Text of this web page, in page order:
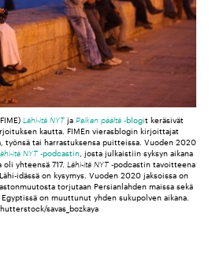
Lähi-itä NYT ja Paikan päältä -blogit keräsivät
kautta. FIMEn vierasblogin kirjoittajat
työnsä tai harrastuksensa puitteissa. Vuoden 2020
itä NYT -podcastin , josta julkaistiin syksyn aikana
yhteensä 717. Lähi-itä NYT -podcastin tavoitteena
idässä on kysymys. Vuoden 2020 jaksoissa on
torjutaan Persianlahden maissa sekä
on muuttunut yhden sukupolven aikana.
savas_bozkaya